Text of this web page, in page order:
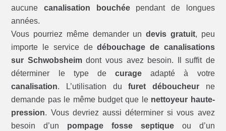
aucunecanalisation bouchéependant de longues
années.
Vous pourriez même demander undevis gratuit, peu
importe le service dedébouchage de canalisations
sur Schwobsheimdont vous avez besoin. Il suffit de
déterminer le type decurage adapté à votre
canalisation. L’utilisation dufuret déboucheurne
demande pas le même budget que le nettoyeur haute-
pression. Vous devriez aussi déterminer si vous avez
besoin d’un pompage fosse septiqueou d’un